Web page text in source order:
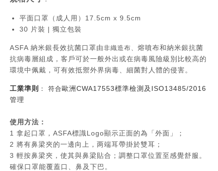
平面口罩（成人用）17.5cm x 9.5cm
30 片裝 | 獨立包裝
ASFA 納米銀長效抗菌口罩由非織造布、 熔噴布和納米銀抗菌
抗病毒層組成，客戶可於一般外出或在病毒風險級別比較高的
環境中佩戴，可有效抵禦外界病毒、細菌對人體的侵害。
工業準則 ： 符合歐洲CWA17553標準檢測及ISO13485/2016
管理
使用方法：
1 拿起口罩，ASFA標識Logo顯示正面的為「外面」；
2 將有鼻梁夾的一邊向上，两端耳帶掛於雙耳；
3 輕按鼻梁夾，使其與鼻梁貼合；調整口罩位置至感覺舒服。
確保口罩能覆蓋口、鼻及下巴。